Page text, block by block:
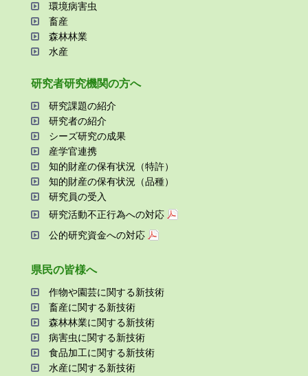
環境病害⾍
畜産
森林林業
⽔産
研究者研究機関の⽅へ
研究課題の紹介
研究者の紹介
シーズ研究の成果
産学官連携
知的財産の保有状況（特許）
知的財産の保有状況（品種）
研究員の受⼊
研究活動不正⾏為への対応
公的研究資金への対応
県⺠の皆様へ
作物や園芸に関する新技術
畜産に関する新技術
森林林業に関する新技術
病害⾍に関する新技術
⾷品加⼯に関する新技術
⽔産に関する新技術